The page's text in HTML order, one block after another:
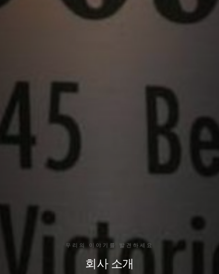
우리의 이야기를 발견하세요
회사 소개